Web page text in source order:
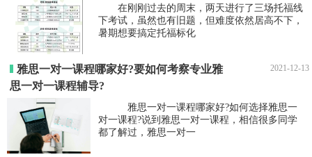
在刚刚过去的周末，两天进行了三场托福线
下考试，虽然也有旧题，但难度依然居高不下，
暑期想要搞定托福标化
雅思一对一课程哪家好?要如何考察专业雅
思一对一课程辅导?
2021-12-13
雅思一对一课程哪家好?如何选择雅思一
对一课程?说到雅思一对一课程，相信很多同学
都了解过，雅思一对一